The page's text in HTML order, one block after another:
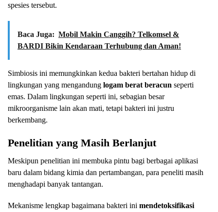
spesies tersebut.
Baca Juga: Mobil Makin Canggih? Telkomsel &
BARDI Bikin Kendaraan Terhubung dan Aman!
Simbiosis ini memungkinkan kedua bakteri bertahan hidup di
lingkungan yang mengandung logam berat beracun seperti
emas. Dalam lingkungan seperti ini, sebagian besar
mikroorganisme lain akan mati, tetapi bakteri ini justru
berkembang.
Penelitian yang Masih Berlanjut
Meskipun penelitian ini membuka pintu bagi berbagai aplikasi
baru dalam bidang kimia dan pertambangan, para peneliti masih
menghadapi banyak tantangan.
Mekanisme lengkap bagaimana bakteri ini mendetoksifikasi